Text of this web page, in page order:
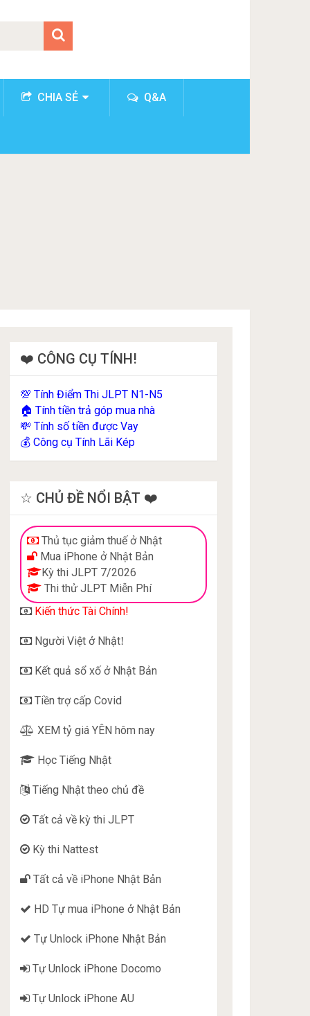
CHIA SẺ Q&A
❤️ CÔNG CỤ TÍNH!
💯Tính Điểm Thi JLPT N1-N5
🏠Tính tiền trả góp mua nhà
💸Tính số tiền được Vay
💰Công cụ Tính Lãi Kép
☆ CHỦ ĐỀ NỔI BẬT ❤️
Thủ tục giảm thuế ở Nhật
Mua iPhone ở Nhật Bản
Kỳ thi JLPT 7/2026
Thi thử JLPT Miễn Phí
Kiến thức Tài Chính!
Người Việt ở Nhật!
Kết quả sổ xố ở Nhật Bản
Tiền trợ cấp Covid
XEM tỷ giá YÊN hôm nay
Học Tiếng Nhật
Tiếng Nhật theo chủ đề
Tất cả về kỳ thi JLPT
Kỳ thi Nattest
Tất cả về iPhone Nhật Bản
HD Tự mua iPhone ở Nhật Bản
Tự Unlock iPhone Nhật Bản
Tự Unlock iPhone Docomo
Tự Unlock iPhone AU